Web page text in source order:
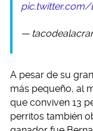
pic.twitter.com/
—
A pesar de su
más pequeño, al
que conviven 13
perritos también